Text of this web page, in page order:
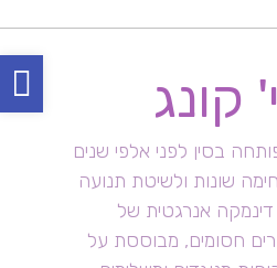
קונג
בסין לפני אלפי שנים
שונות ולשיטת תנועה
דינמקה אנרגטית של
חסומים, מבוססת על